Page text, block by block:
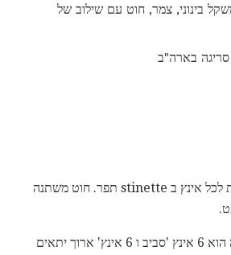
של משקל בינוני, צמר, חוט עם שילוב של
כ 5 תפרים ו 6 שורות לכל אינץ ב stinette תפר. חוט משתנה
סיים את היד החמה הוא 6 אינץ 'סביב ו 6 אינץ' ארוך יתאים